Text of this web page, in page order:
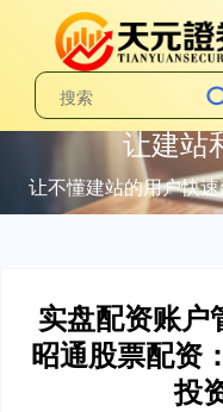
让建站
让不懂建站的用户快
实盘配资账户
昭通股票配资
投